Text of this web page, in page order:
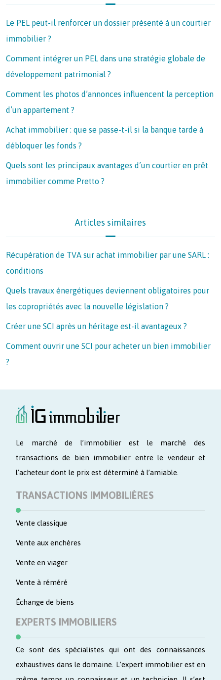
Le PEL peut-il renforcer un dossier présenté à un courtier
immobilier ?
Comment intégrer un PEL dans une stratégie globale de
développement patrimonial ?
Comment les photos d’annonces influencent la perception
d’un appartement ?
Achat immobilier : que se passe-t-il si la banque tarde à
débloquer les fonds ?
Quels sont les principaux avantages d’un courtier en prêt
immobilier comme Pretto ?
Articles similaires
Récupération de TVA sur achat immobilier par une SARL :
conditions
Quels travaux énergétiques deviennent obligatoires pour
les copropriétés avec la nouvelle législation ?
Créer une SCI après un héritage est-il avantageux ?
Comment ouvrir une SCI pour acheter un bien immobilier
?
Le marché de l’immobilier est le marché des
transactions de bien immobilier entre le vendeur et
l’acheteur dont le prix est déterminé à l’amiable.
TRANSACTIONS IMMOBILIÈRES
Vente classique
Vente aux enchères
Vente en viager
Vente à réméré
Échange de biens
EXPERTS IMMOBILIERS
Ce sont des spécialistes qui ont des connaissances
exhaustives dans le domaine. L’expert immobilier est en